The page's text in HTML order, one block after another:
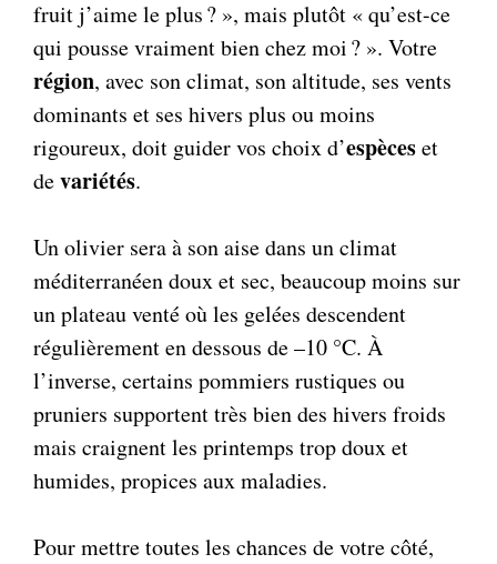
fruit j’aime le plus ? », mais plutôt « qu’est-ce
qui pousse vraiment bien chez moi ? ». Votre
région, avec son climat, son altitude, ses vents
dominants et ses hivers plus ou moins
rigoureux, doit guider vos choix d’espèceset
devariétés.
Un olivier sera à son aise dans un climat
méditerranéen doux et sec, beaucoup moins sur
un plateau venté où les gelées descendent
régulièrement en dessous de –10 °C. À
l’inverse, certains pommiers rustiques ou
pruniers supportent très bien des hivers froids
mais craignent les printemps trop doux et
humides, propices aux maladies.
Pour mettre toutes les chances de votre côté,